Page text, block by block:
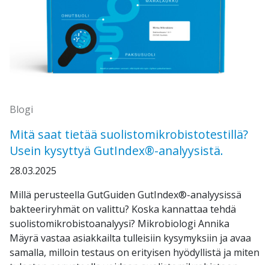
Blogi
Mitä saat tietää suolistomikrobistotestillä?
Usein kysyttyä GutIndex®-analyysistä.
28.03.2025
Millä perusteella GutGuiden GutIndex®-analyysissä
bakteeriryhmät on valittu? Koska kannattaa tehdä
suolistomikrobistoanalyysi? Mikrobiologi Annika
Mäyrä vastaa asiakkailta tulleisiin kysymyksiin ja avaa
samalla, milloin testaus on erityisen hyödyllistä ja miten